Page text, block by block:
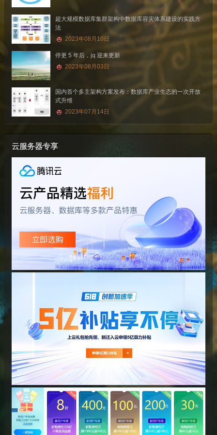
超大规模数据库集群架构中数据库容灾体系建设的实践方
法
2023年08月10日
停更 5 年后，jq 迎来更新
2023年08月03日
国内首个多主架构方案发布：数据库产业生态的一次开放
式升维
2023年07月14日
云服务器专享